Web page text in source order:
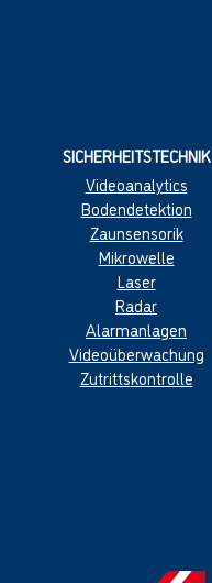
SICHERHEITSTECHNIK
Videoanalytics
Bodendetektion
Zaunsensorik
Mikrowelle
Laser
Radar
Alarmanlagen
Videoüberwachung
Zutrittskontrolle